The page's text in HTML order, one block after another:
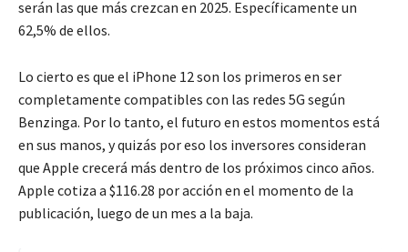
serán las que más crezcan en 2025. Específicamente un
62,5% de ellos.
Lo cierto es que el iPhone 12 son los primeros en ser
completamente compatibles con las redes 5G según
Benzinga. Por lo tanto, el futuro en estos momentos está
en sus manos, y quizás por eso los inversores consideran
que Apple crecerá más dentro de los próximos cinco años.
Apple cotiza a $116.28 por acción en el momento de la
publicación, luego de un mes a la baja.